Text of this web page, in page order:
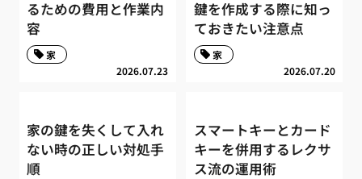
るための費用と作業内
容
2026.07.23
家
鍵を作成する際に知っ
ておきたい注意点
2026.07.20
家
家の鍵を失くして入れ
ない時の正しい対処手
順
スマートキーとカード
キーを併用するレクサ
ス流の運用術